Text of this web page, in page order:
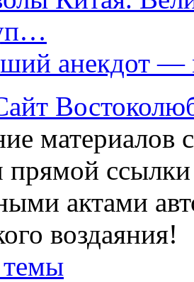
анекдот —
материалов
прямой
актами
воздаяния!
темы